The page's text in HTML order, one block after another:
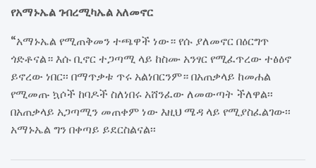
የአማኑኤል ገብረሚካኤል አለመኖር
“አማኑኤል የሚጠቅመን ተጫዋች ነው። የሱ ያለመኖር በዕርግጥ
ጎድቶናል። እሱ ቢኖር ተጋጣሚ ላይ ከስሙ አንፃር የሚፈጥረው ተፅዕኖ
ይኖረው ነበር፡፡ በማጥቃቱ ጥሩ አልነበርንም። በአጠቃላይ ከመሐል
የሚመጡ ኳሶች ከባዶች ስለነበሩ አሸንፈው ለመውጣት ችለዋል፡፡
በአጠቃላይ አጋጣሚን መጠቀም ነው እዚህ ሜዳ ላይ የሚያስፈልገው፡፡
አማኑኤል ግን በቀጣይ ይደርስልናል፡፡